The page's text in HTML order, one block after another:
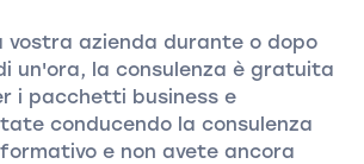
vostra azienda durante o dopo
un'ora, la consulenza è gratuita
i pacchetti business e
conducendo la consulenza
e non avete ancora